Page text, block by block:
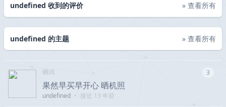
undefined 收到的评价 » 查看所有
undefined 的主题 » 查看所有
晒鸡 3
果然早买早开心 晒机照
undefined • 接近 13 年前